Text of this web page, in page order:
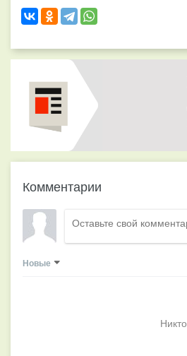
Комментарии
Новые